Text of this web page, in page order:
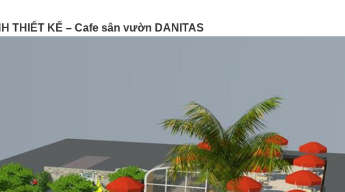
THIẾT KẾ – Cafe sân vườn DANITAS